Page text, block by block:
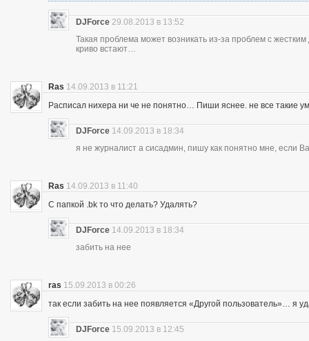
DJForce 29.08.2013 в 13:52
Такая проблема может возникать из-за проблем с
криво встают…
Ras 14.09.2013 в 11:21
Расписал нихера ни че не понятно… Пиши яснее. не все такие
DJForce 14.09.2013 в 18:34
я не журналист а сисадмин, пишу как понятно мне, если
Ras 14.09.2013 в 11:40
С папкой .bk то что делать? Удалять?
DJForce 14.09.2013 в 18:34
забить на нее
ras 15.09.2013 в 00:26
так если забить на нее появляется «Другой пользователь»… я
DJForce 15.09.2013 в 12:45